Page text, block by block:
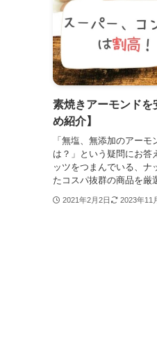
素焼きアーモンドを
め紹介】
「無塩、無添加のアー
は？」という疑問にお答
ッツをつまんでいる、ナ
たコスパ抜群の商品を厳
2021年2月2日 2023年11